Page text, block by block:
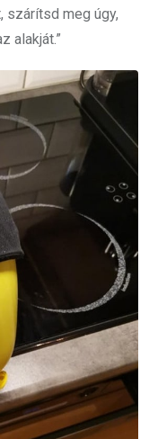
szárítsd meg úgy,
alakját.”